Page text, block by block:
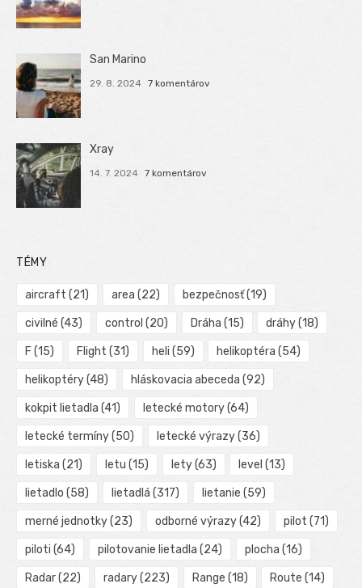
San Marino
29. 8. 2024 7 komentárov
Xray
14. 7. 2024 7 komentárov
TÉMY
aircraft (21) area (22) bezpečnosť(19)
civilné (43) control (20) Dráha (15) dráhy(18)
F (15) Flight (31) heli (59) helikoptéra (54)
helikoptéry(48) hláskovacia abeceda (92)
kokpit lietadla (41) letecké motory(64)
letecké termíny(50) letecké výrazy(36)
letiska (21) letu (15) lety(63) level (13)
lietadlo (58) lietadlá (317) lietanie (59)
merné jednotky(23) odborné výrazy(42) pilot (71)
piloti (64) pilotovanie lietadla (24) plocha (16)
Radar(22) radary(223) Range (18) Route (14)